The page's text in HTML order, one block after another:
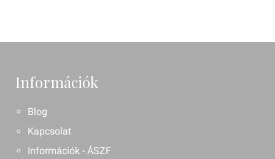
Információk
Blog
Kapcsolat
Információk - ÁSZF